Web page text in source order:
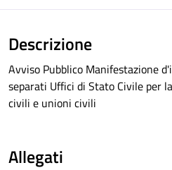
Descrizione
Avviso Pubblico Manifestazione
separati Uffici di Stato Civile per
civili e unioni civili
Allegati